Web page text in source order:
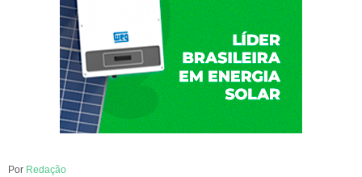
Por Redação